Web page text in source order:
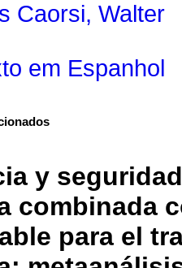
Caorsi, Walter
em Espanhol
y
combinada
para el